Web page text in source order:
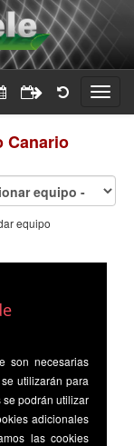
Canario
equipo
son necesarias
utilizarán para
podrán utilizar
adicionales
las cookies